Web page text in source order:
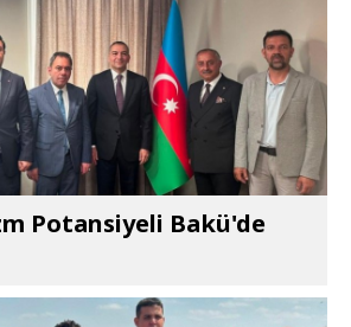
Potansiyeli Bakü'de